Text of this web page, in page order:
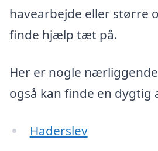
havearbejde eller større
finde hjælp tæt på.
Her er nogle
også kan finde en dygtig
Haderslev